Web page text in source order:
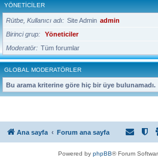
YÖNETICILER
Rütbe, Kullanıcı adı Site Admin admin
Birinci grup
Yöneticiler
Moderatör
Tüm forumlar
GLOBAL MODERATÖRLER
Bu arama kriterine göre hiç bir üye bulunamadı.
Ana sayfa Forum ana sayfa
Powered by phpBB® Forum